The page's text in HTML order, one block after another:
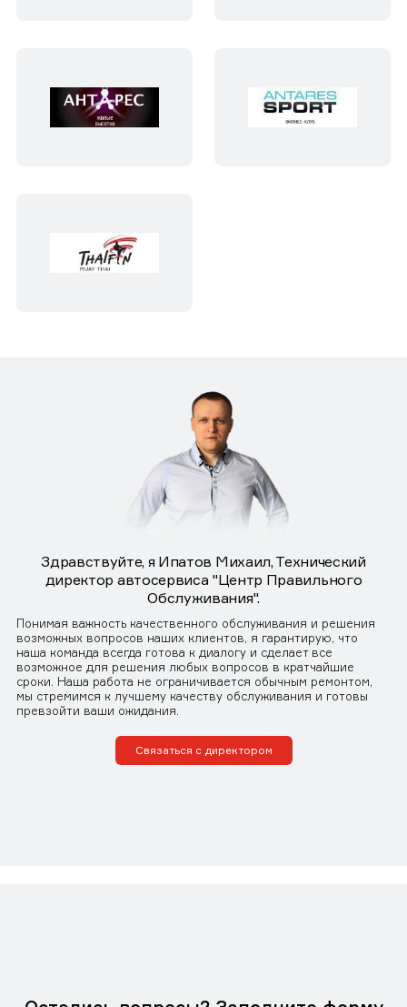
Здравствуйте, я Ипатов Михаил, Технический
директор автосервиса "Центр Правильного
Обслуживания".
Понимая важность качественного обслуживания и решения
возможных вопросов наших клиентов, я гарантирую, что
наша команда всегда готова к диалогу и сделает все
возможное для решения любых вопросов в кратчайшие
сроки. Наша работа не ограничивается обычным ремонтом,
мы стремимся к лучшему качеству обслуживания и готовы
превзойти ваши ожидания.
Связаться с директором